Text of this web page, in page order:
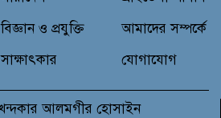
বিজ্ঞান ও প্রযুক্তি
সাক্ষাৎকার
আমাদের সম্পর্কে
যোগাযোগ
আলমগীর হোসাইন